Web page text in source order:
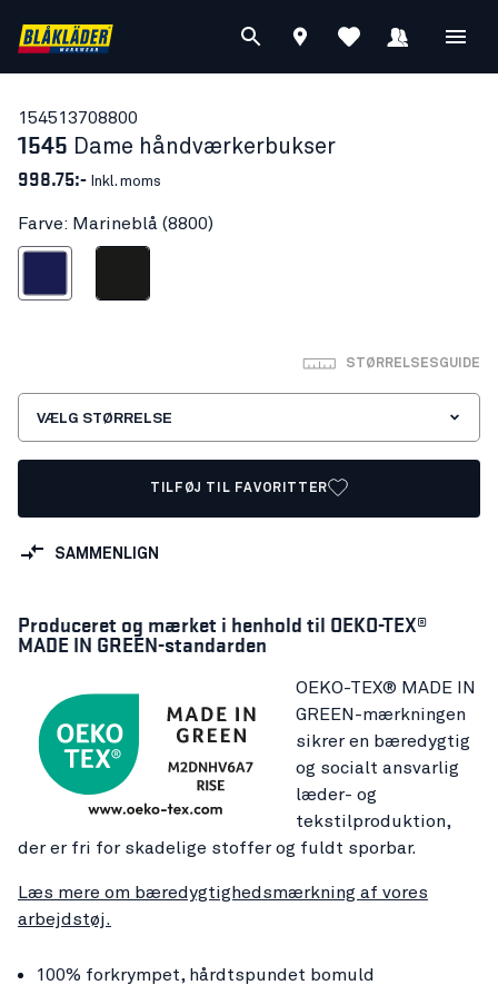
154513708800
1545 Dame håndværkerbukser
998.75:- Inkl. moms
Farve: Marineblå (8800)
STØRRELSESGUIDE
VÆLG STØRRELSE
TILFØJ TIL FAVORITTER
SAMMENLIGN
Produceret og mærket i henhold til OEKO-TEX®
MADE IN GREEN-standarden
OEKO-TEX® MADE IN
GREEN-mærkningen
sikrer en bæredygtig
og socialt ansvarlig
læder- og
tekstilproduktion,
der er fri for skadelige stoffer og fuldt sporbar.
Læs mere om bæredygtighedsmærkning af vores
arbejdstøj.
100% forkrympet, hårdtspundet bomuld